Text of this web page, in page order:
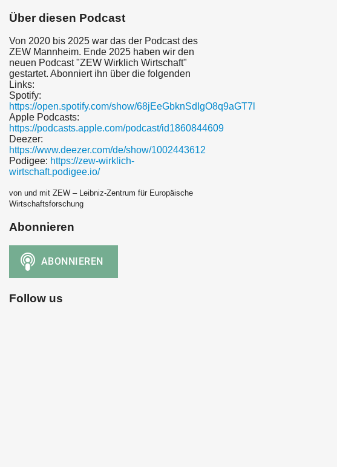
Über diesen Podcast
Von 2020 bis 2025 war das der Podcast des
ZEW Mannheim. Ende 2025 haben wir den
neuen Podcast "ZEW Wirklich Wirtschaft"
gestartet. Abonniert ihn über die folgenden
Links:
Spotify:
https://open.spotify.com/show/68jEeGbknSdIgO8q9aGT7l
Apple Podcasts:
https://podcasts.apple.com/podcast/id1860844609
Deezer:
https://www.deezer.com/de/show/1002443612
Podigee: https://zew-wirklich-
wirtschaft.podigee.io/
von und mit ZEW – Leibniz-Zentrum für Europäische
Wirtschaftsforschung
Abonnieren
Follow us